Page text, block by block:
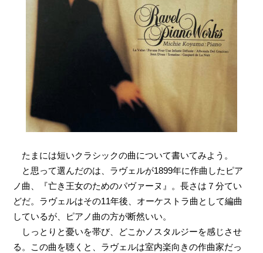
たまには短いクラシックの曲について書いてみよう。
と思って選んだのは、ラヴェルが1899年に作曲したピア
ノ曲、『亡き王女のためのパヴァーヌ』。長さは７分てい
どだ。ラヴェルはその11年後、オーケストラ曲として編曲
しているが、ピアノ曲の方が断然いい。
しっとりと憂いを帯び、どこかノスタルジーを感じさせ
る。この曲を聴くと、ラヴェルは室内楽向きの作曲家だっ